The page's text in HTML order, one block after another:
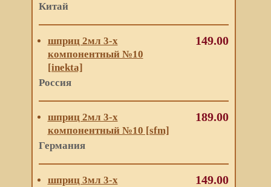
Китай
шприц 2мл 3-х
компонентный №10
[inekta]
Россия
149.00
шприц 2мл 3-х
компонентный №10 [sfm]
Германия
189.00
шприц 3мл 3-х
149.00